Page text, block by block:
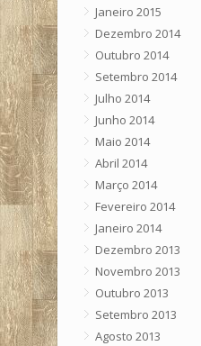
Janeiro 2015
Dezembro 2014
Outubro 2014
Setembro 2014
Julho 2014
Junho 2014
Maio 2014
Abril 2014
Março 2014
Fevereiro 2014
Janeiro 2014
Dezembro 2013
Novembro 2013
Outubro 2013
Setembro 2013
Agosto 2013